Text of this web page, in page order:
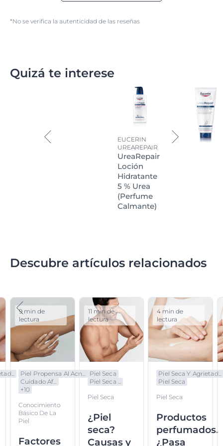
*No se verifica la autenticidad de las reseñas
Quizá te interese
EUCERIN
UREAREPAIR
UreaRepair
Loción
Hidratante
5 % Urea
(perfume
Calmante)
Descubre artículos relacionados
Piel Propensa Al Acn...
Cuidado Af...
+10
Conocimiento
Básico De La
Piel
Factores
9 min de
lectura
Piel Seca
Piel Seca ...
Piel Seca
¿Piel
seca?
Causas y
11 min de
lectura
Piel Seca Y Agrietad...
Piel Seca
Piel Seca
Productos
perfumados.
¿Pasa
4 min de
lectura